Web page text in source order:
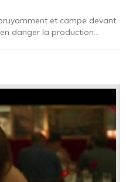
et campe devant
danger la production...